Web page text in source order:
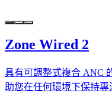
Zone Wired 2
具有可調整式複合 ANC
助您在任何環境下保持專